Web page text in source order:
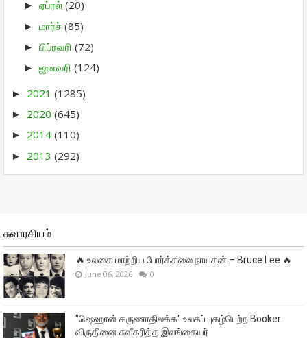
► ஏப்ரல் (20)
► மார்ச் (85)
► பிப்ரவரி (72)
► ஜனவரி (124)
► 2021 (1285)
► 2020 (645)
► 2014 (110)
► 2013 (292)
சுவாரசியம்
🔥 உலகை மாற்றிய போர்க்கலை நாயகன் – Bruce Lee 🔥
June 06, 2026 0
"ஷெஹான் கருணாதிலக்க" உலகப் புகழ்பெற்ற Booker
விருதினை சுவீகரித்த இலங்கையர்